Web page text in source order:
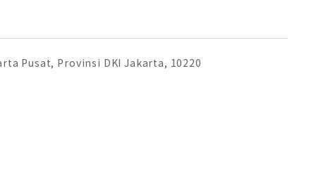
Pusat, Provinsi DKI Jakarta, 10220